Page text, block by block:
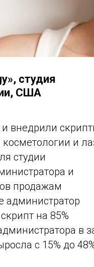
студия
США
и внедрили
и
студии
и
продажам
администратор
на 85%
в
с 15% до